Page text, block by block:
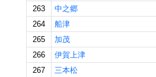
263
中之郷
264
船津
265
加茂
266
伊賀上津
267
三本松